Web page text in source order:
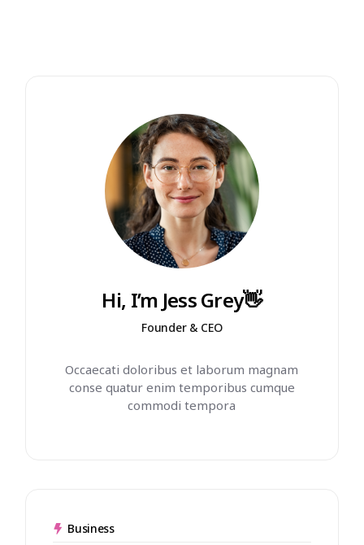
Hi, I’m Jess Grey👋
Founder & CEO
Occaecati doloribus et laborum magnam
conse quatur enim temporibus cumque
commodi tempora
Business